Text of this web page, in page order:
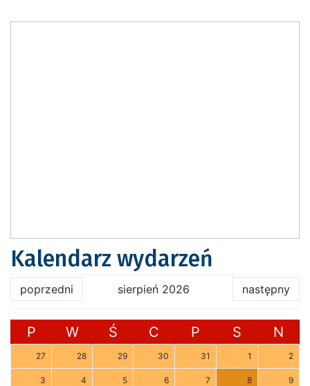
Kalendarz wydarzeń
poprzedni sierpień 2026 następny
P W Ś C P S N
27 28 29 30 31 1 2
3 4 5 6 7 8 9